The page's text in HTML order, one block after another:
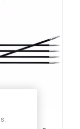
Karbonz